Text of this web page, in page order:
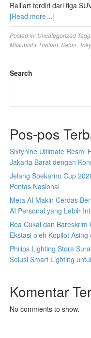
Ralliart terdiri dari tiga
[Read more…]
Posted in: Uncategorized
Mitsubishi Ralliart, Salon
Search
Pos-pos
Sixtynine Ultimate Resmi
Jakarta Barat dengan
Jelang Soekarno Cup
Pentas Nasional
Meta AI Makin Cerdas
AI Personal yang Lebih
Bea Cukai dan
Ekstasi oleh Kopilot
Philips Lighting Store
Solusi Smart Lighting
Komentar
No comments to show.